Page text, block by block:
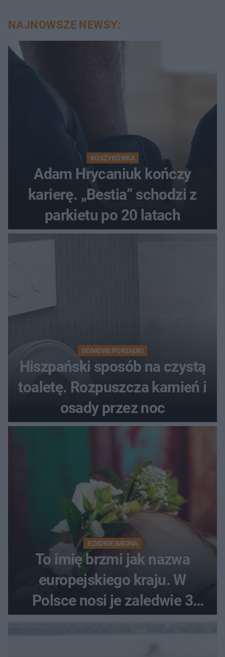
NAJNOWSZE NEWSY:
KOSZYKÓWKA
Adam Hrycaniuk kończy
karierę. „Bestia” schodzi z
parkietu po 20 latach
DOMOWE PORZĄDKI
Hiszpański sposób na czystą
toaletę. Rozpuszcza kamień i
osady przez noc
RZADKIE IMIONA
To imię brzmi jak nazwa
europejskiego kraju. W
Polsce nosi je zaledwie 3